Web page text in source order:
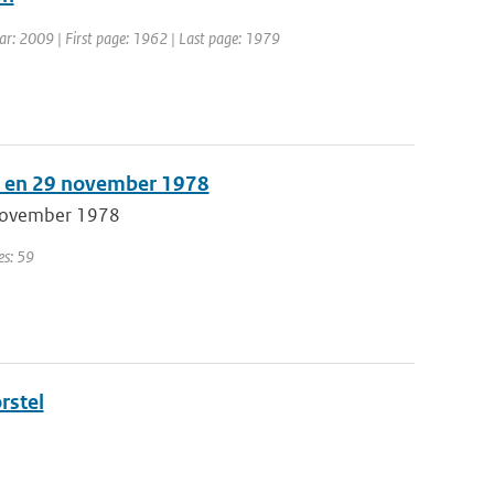
2009 | First page: 1962 | Last page: 1979
29 november 1978
1978
59